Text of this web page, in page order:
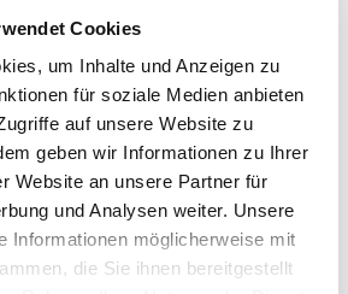
Cookies
um Inhalte und Anzeigen zu
für soziale Medien anbieten
auf unsere Website zu
geben wir Informationen zu Ihrer
Website an unsere Partner für
und Analysen weiter. Unsere
Informationen möglicherweise mit
die Sie ihnen bereitgestellt
Kristien Aertssen
Die Schmusekönigin
Moritz Verlag, 2003
2003